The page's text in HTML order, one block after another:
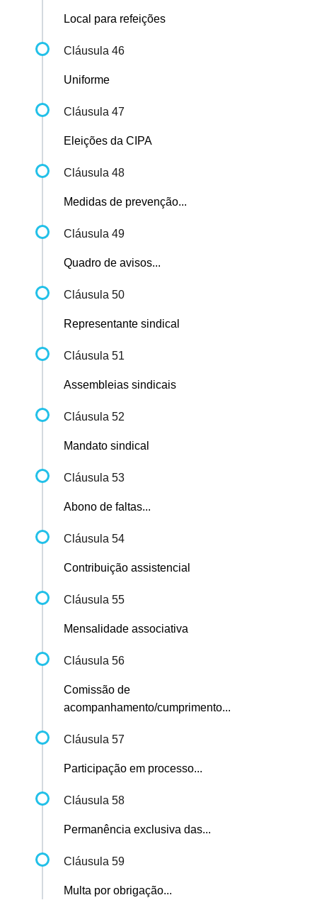
Local para refeições
Cláusula 46
Uniforme
Cláusula 47
Eleições da CIPA
Cláusula 48
Medidas de prevenção...
Cláusula 49
Quadro de avisos...
Cláusula 50
Representante sindical
Cláusula 51
Assembleias sindicais
Cláusula 52
Mandato sindical
Cláusula 53
Abono de faltas...
Cláusula 54
Contribuição assistencial
Cláusula 55
Mensalidade associativa
Cláusula 56
Comissão de
acompanhamento/cumprimento...
Cláusula 57
Participação em processo...
Cláusula 58
Permanência exclusiva das...
Cláusula 59
Multa por obrigação...